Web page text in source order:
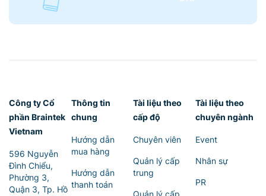
Công ty Cổ
phần Braintek
Vietnam
596 Nguyễn
Đình Chiểu,
Phường 3,
Quận 3, Tp. Hồ
Thông tin
chung
Hướng dẫn
mua hàng
Hướng dẫn
thanh toán
Tài liệu theo
cấp độ
Chuyên viên
Quản lý cấp
trung
Quản lý cấp
Tài liệu theo
chuyên ngành
Event
Nhân sự
PR